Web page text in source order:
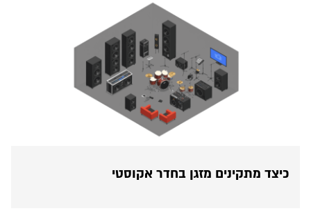
כיצד מתקינים מזגן בחדר אקוסטי